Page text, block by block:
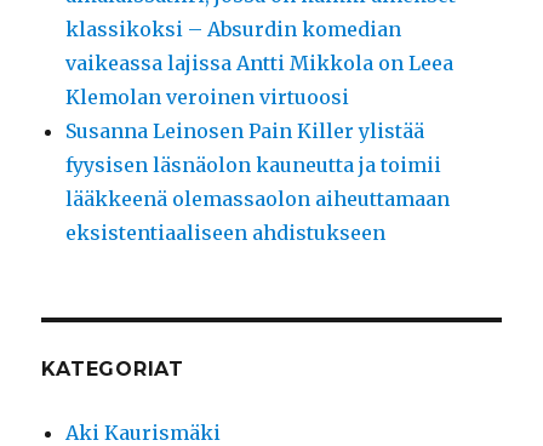
klassikoksi – Absurdin komedian
vaikeassa lajissa Antti Mikkola on Leea
Klemolan veroinen virtuoosi
Susanna Leinosen Pain Killer ylistää
fyysisen läsnäolon kauneutta ja toimii
lääkkeenä olemassaolon aiheuttamaan
eksistentiaaliseen ahdistukseen
KATEGORIAT
Aki Kaurismäki